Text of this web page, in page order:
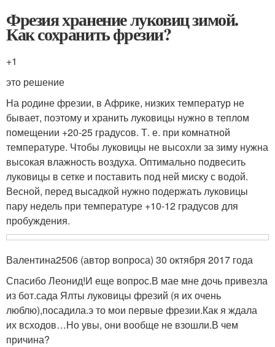
Фрезия хранение луковиц зимой.
Как сохранить фрезии?
+1
это решение
На родине фрезии, в Африке, низких температур не
бывает, поэтому и хранить луковицы нужно в теплом
помещении +20-25 градусов. Т. е. при комнатной
температуре. Чтобы луковицы не высохли за зиму нужна
высокая влажность воздуха. Оптимально подвесить
луковицы в сетке и поставить под ней миску с водой.
Весной, перед высадкой нужно подержать луковицы
пару недель при температуре +10-12 градусов для
пробуждения.
Валентина2506 (автор вопроса) 30 октября 2017 года
Спасибо Леонид!И еще вопрос.В мае мне дочь привезла
из бот.сада Ялты луковицы фрезий (я их очень
люблю),посадила.э то мои первые фрезии.Как я ждала
их всходов…Но увы, они вообще не взошли.В чем
причина?